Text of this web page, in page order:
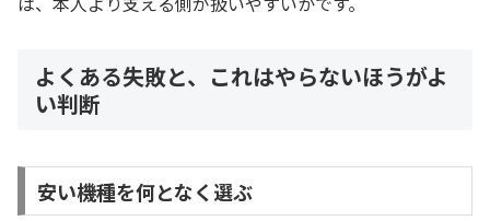
よくある失敗と、これはやらないほうがよ
い判断
安い機種を何となく選ぶ